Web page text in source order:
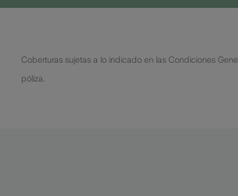
Coberturas sujetas a lo indicado en las Condiciones
póliza.